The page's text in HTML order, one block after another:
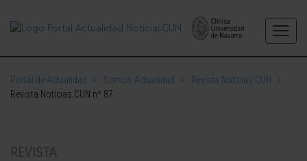
Portal de Actualidad > Somos Actualidad > Revista Noticias.CUN
>
Revista Noticias.CUN nº 87
REVISTA